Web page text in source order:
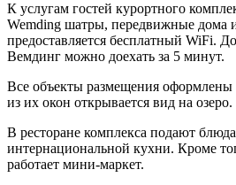
К услугам гостей курортного
Wemding шатры, передвижные дома
предоставляется бесплатный WiFi.
Вемдинг можно доехать за 5 минут.
Все объекты размещения оформлены
из их окон открывается вид на озеро.
В ресторане комплекса подают
интернациональной кухни. Кроме
работает мини-маркет.